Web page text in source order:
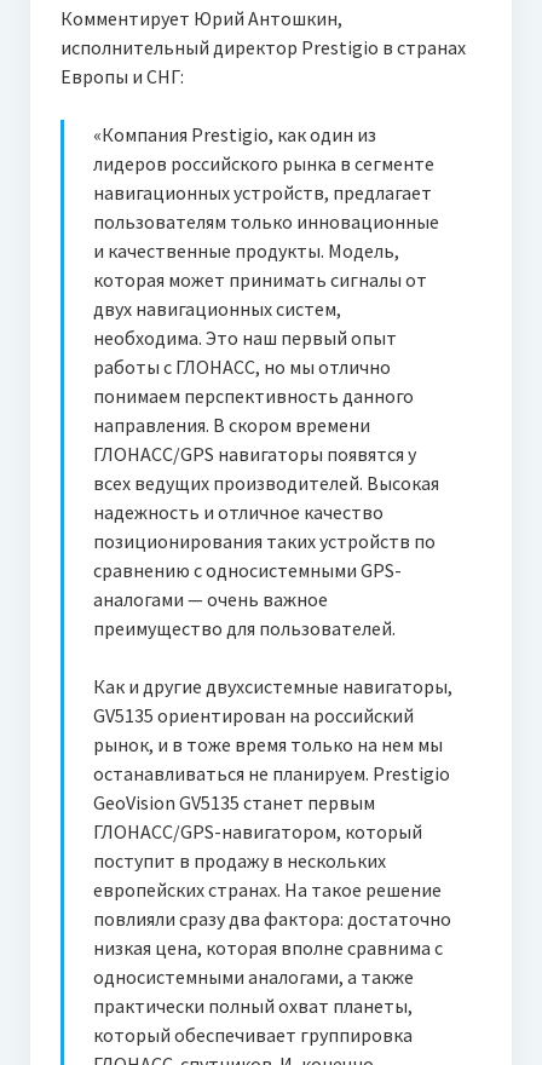
Комментирует Юрий Антошкин,
исполнительный директор Prestigio в странах
Европы и СНГ:
«Компания Prestigio, как один из
лидеров российского рынка в сегменте
навигационных устройств, предлагает
пользователям только инновационные
и качественные продукты. Модель,
которая может принимать сигналы от
двух навигационных систем,
необходима. Это наш первый опыт
работы с ГЛОНАСС, но мы отлично
понимаем перспективность данного
направления. В скором времени
ГЛОНАСС/GPS навигаторы появятся у
всех ведущих производителей. Высокая
надежность и отличное качество
позиционирования таких устройств по
сравнению с односистемными GPS-
аналогами — очень важное
преимущество для пользователей.
Как и другие двухсистемные навигаторы,
GV5135 ориентирован на российский
рынок, и в тоже время только на нем мы
останавливаться не планируем. Prestigio
GeoVision GV5135 станет первым
ГЛОНАСС/GPS-навигатором, который
поступит в продажу в нескольких
европейских странах. На такое решение
повлияли сразу два фактора: достаточно
низкая цена, которая вполне сравнима с
односистемными аналогами, а также
практически полный охват планеты,
который обеспечивает группировка